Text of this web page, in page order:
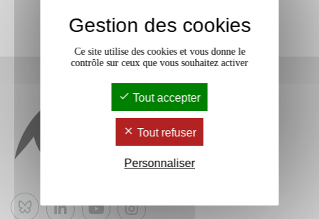
Bluesky
Gestion des cookies
Ce site utilise des cookies et vous donne le
contrôle sur ceux que vous souhaitez activer
Tout accepter
Tout refuser
Personnaliser